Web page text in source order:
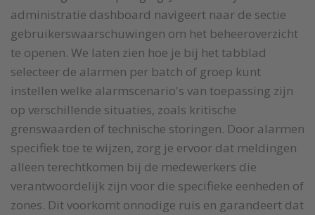
administratie dashboard navigeert naar de sectie
gebruikerswaarschuwingen om het beheeroverzicht
te openen. We laten zien hoe je bij het tabblad
selecteer de alarmen per batch of groep kunt
instellen welke alarmscenario's van toepassing zijn
op verschillende situaties, zoals kritische
grenswaarden of technische storingen. Door alarmen
specifiek toe te wijzen, zorg je ervoor dat meldingen
alleen terechtkomen bij de medewerkers die
verantwoordelijk zijn voor die specifieke eenheden of
zones. Dit voorkomt onnodige ruis en garandeert dat